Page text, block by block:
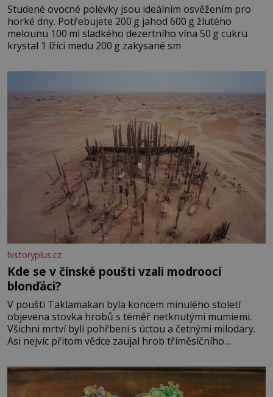
Studené ovocné polévky jsou ideálním osvěžením pro
horké dny. Potřebujete 200 g jahod 600 g žlutého
melounu 100 ml sladkého dezertního vína 50 g cukru
krystal 1 lžíci medu 200 g zakysané sm
historyplus.cz
Kde se v čínské poušti vzali modroocí
blonďáci?
V poušti Taklamakan byla koncem minulého století
objevena stovka hrobů s téměř netknutými mumiemi.
Všichni mrtví byli pohřbeni s úctou a četnými milodary.
Asi nejvíc přitom vědce zaujal hrob tříměsíčního
blonďaté vlásky. Fakt, že jsou těla dávných lidí nesmírně
dobře zachovalá, přičítají odborníci zdejším klimatickým
podmínkám. Sucho, prosolené písky a extrémně